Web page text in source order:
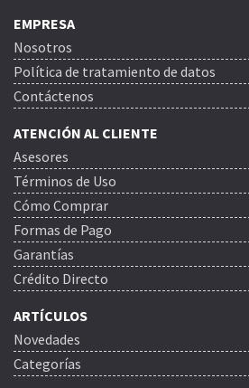
EMPRESA
Nosotros
Política de tratamiento de datos
Contáctenos
ATENCIÓN AL CLIENTE
Asesores
Términos de Uso
Cómo Comprar
Formas de Pago
Garantías
Crédito Directo
ARTÍCULOS
Novedades
Categorías